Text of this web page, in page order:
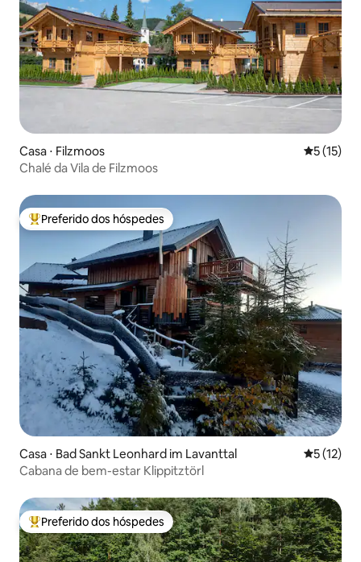
Casa ⋅ Filzmoos 5 de uma
5 (15)
Chalé da Vila de Filzmoos
Entre os melhores preferidos dos hóspedes
Preferido dos hóspedes
Casa ⋅ Bad Sankt Leonhard im Lavanttal 5 de uma
5 (12)
Cabana de bem-estar Klippitztörl
Entre os melhores preferidos dos hóspedes
Preferido dos hóspedes